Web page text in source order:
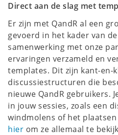
Direct aan de slag met
Er zijn met QandR al een
gevoerd in het kader van de
samenwerking met onze
ervaringen verzameld en
templates. Dit zijn kant-en-
discussiestructuren die
nieuwe QandR gebruikers.
in jouw sessies, zoals een
windmolens of het
hier om ze allemaal te